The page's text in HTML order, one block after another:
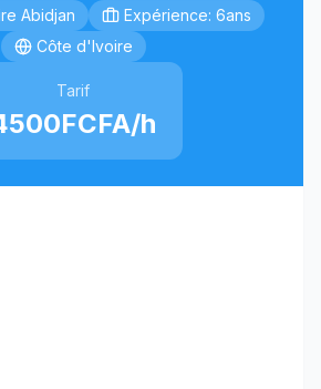
Abidjan
Expérience: 6ans
Côte d'Ivoire
Tarif
h